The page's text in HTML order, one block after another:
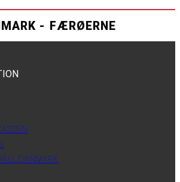
- FÆRØERNE
DANMARK